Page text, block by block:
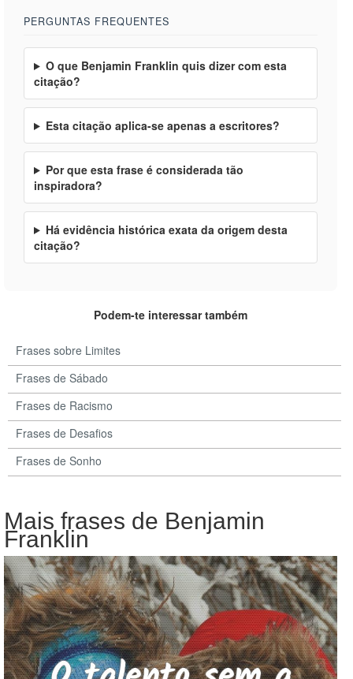
PERGUNTAS FREQUENTES
O que Benjamin Franklin quis dizer com esta
citação?
Esta citação aplica-se apenas a escritores?
Por que esta frase é considerada tão
inspiradora?
Há evidência histórica exata da origem desta
citação?
Podem-te interessar também
Frases sobre Limites
Frases de Sábado
Frases de Racismo
Frases de Desafios
Frases de Sonho
Mais frases de Benjamin
Franklin